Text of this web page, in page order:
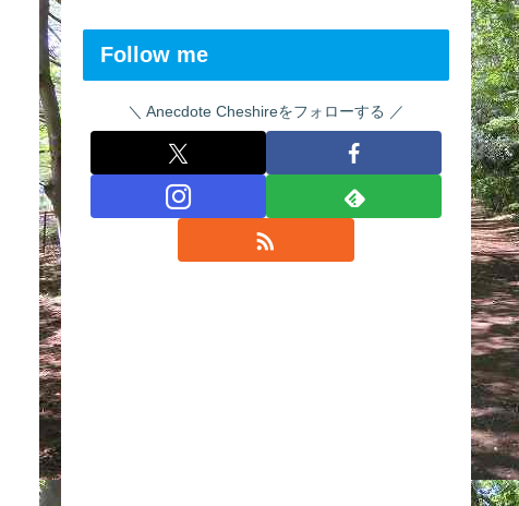
Follow me
Anecdote Cheshireをフォローする